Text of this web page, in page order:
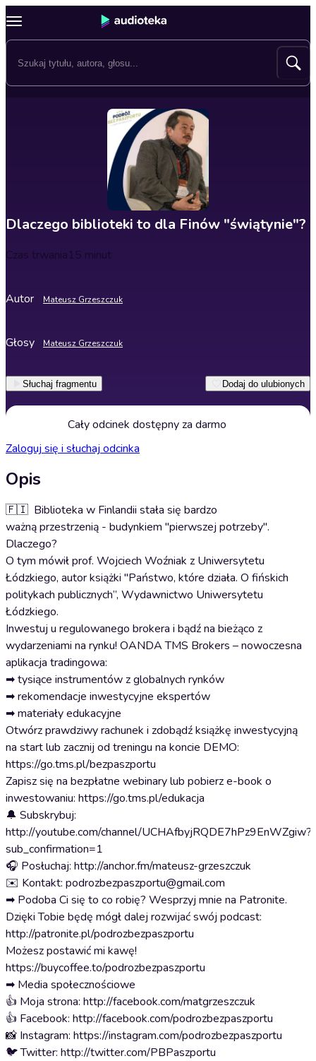
Dlaczego biblioteki to dla Finów "świątynie"?
Czas trwania15 minut
Autor Mateusz Grzeszczuk
Głosy Mateusz Grzeszczuk
Słuchaj fragmentu Dodaj do ulubionych
Cały odcinek dostępny za darmo
Zaloguj się i słuchaj odcinka
Opis
🇫🇮 Biblioteka w Finlandii stała się bardzo
ważną przestrzenią - budynkiem "pierwszej potrzeby".
Dlaczego?
O tym mówił prof. Wojciech Woźniak z Uniwersytetu
Łódzkiego, autor książki "Państwo, które działa. O fińskich
politykach publicznych”, Wydawnictwo Uniwersytetu
Łódzkiego.
Inwestuj u regulowanego brokera i bądź na bieżąco z
wydarzeniami na rynku! OANDA TMS Brokers – nowoczesna
aplikacja tradingowa:
➡ tysiące instrumentów z globalnych rynków
➡ rekomendacje inwestycyjne ekspertów
➡ materiały edukacyjne
Otwórz prawdziwy rachunek i zdobądź książkę inwestycyjną
na start lub zacznij od treningu na koncie DEMO:
https://go.tms.pl/bezpaszportu
Zapisz się na bezpłatne webinary lub pobierz e-book o
inwestowaniu: https://go.tms.pl/edukacja
🔔 Subskrybuj:
http://youtube.com/channel/UCHAfbyjRQDE7hPz9EnWZgiw?
sub_confirmation=1
🎧 Posłuchaj: http://anchor.fm/mateusz-grzeszczuk
✉️ Kontakt: podrozbezpaszportu@gmail.com
➡ Podoba Ci się to co robię? Wesprzyj mnie na Patronite.
Dzięki Tobie będę mógł dalej rozwijać swój podcast:
http://patronite.pl/podrozbezpaszportu
Możesz postawić mi kawę!
https://buycoffee.to/podrozbezpaszportu
➡ Media społecznościowe
👍 Moja strona: http://facebook.com/matgrzeszczuk
👍 Facebook: http://facebook.com/podrozbezpaszportu
📸 Instagram: https://instagram.com/podrozbezpaszportu
🐦 Twitter: http://twitter.com/PBPaszportu